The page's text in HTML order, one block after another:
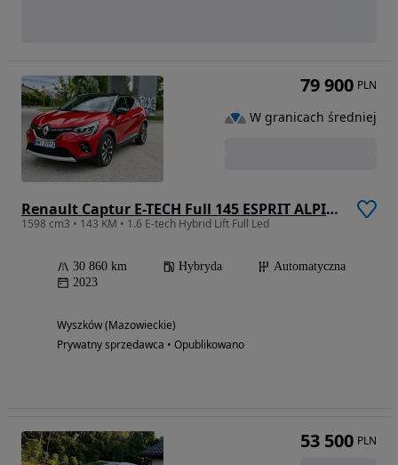
Renault Captur E-TECH Full 145 ESPRIT ALPINE
1598 cm3 • 143 KM • 1.6 E-tech Hybrid Lift Full Led
30 860 km Hybryda
Automatyczna
2023
Wyszków (Mazowieckie)
Prywatny sprzedawca • Opublikowano
79 900 PLN
W granicach średniej
53 500 PLN